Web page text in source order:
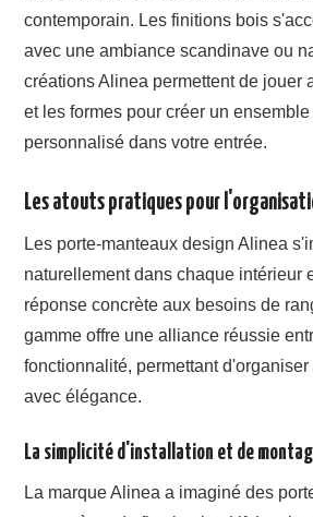
contemporain. Les finitions bois
avec une ambiance scandinave ou
créations Alinea permettent de jouer
et les formes pour créer un
personnalisé dans votre entrée.
Les atouts pratiques pour
Les porte-manteaux design Alinea
naturellement dans chaque intérieur
réponse concrète aux besoins de
gamme offre une alliance réussie
fonctionnalité, permettant
avec élégance.
La simplicité d'installation et de
La marque Alinea a imaginé des